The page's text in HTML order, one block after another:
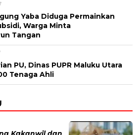
Yaba Diduga Permainkan
Warga Minta
Tangan
PU, Dinas PUPR Maluku Utara
Tenaga Ahli